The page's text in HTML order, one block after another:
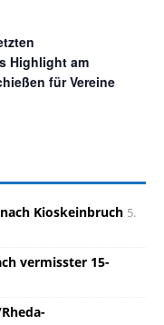
Highlight am
für Vereine
Kioskeinbruch 5.
vermisster 15-